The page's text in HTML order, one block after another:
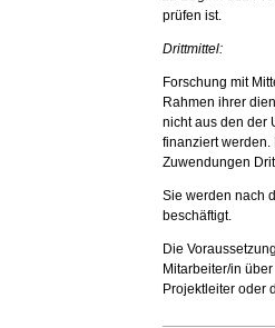
prüfen ist.
Drittmittel:
Forschung mit
Rahmen ihrer
nicht aus den der
finanziert werden.
Zuwendungen
Sie werden nach
beschäftigt.
Die
Mitarbeiter/in
Projektleiter oder